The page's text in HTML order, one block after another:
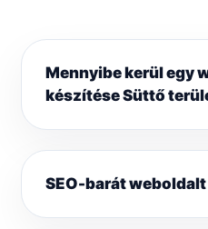
Mennyibe kerül egy
készítése Süttő
SEO-barát